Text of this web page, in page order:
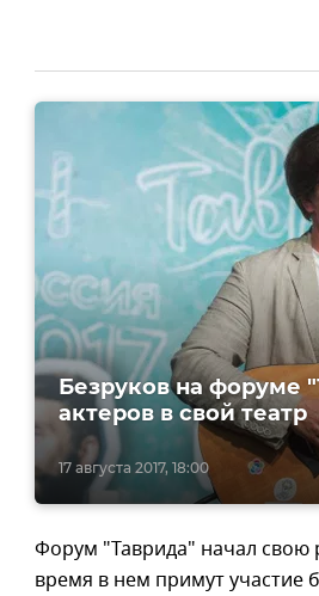
17 августа 2017, 18:00
Безруков на форуме
актеров в свой театр
Форум "Таврида" начал свою
время в нем примут участие